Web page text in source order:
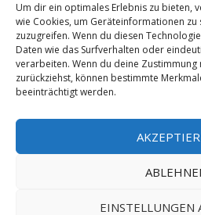
Um dir ein optimales Erlebnis zu bieten,
wie Cookies, um Geräteinformationen
zuzugreifen. Wenn du diesen
Daten wie das Surfverhalten oder
verarbeiten. Wenn du deine
zurückziehst, können bestimmte
beeinträchtigt werden.
EINSTELLUNGEN
Datenschutz
Cookie-Richtlinie (EU)
Impressum
HOME